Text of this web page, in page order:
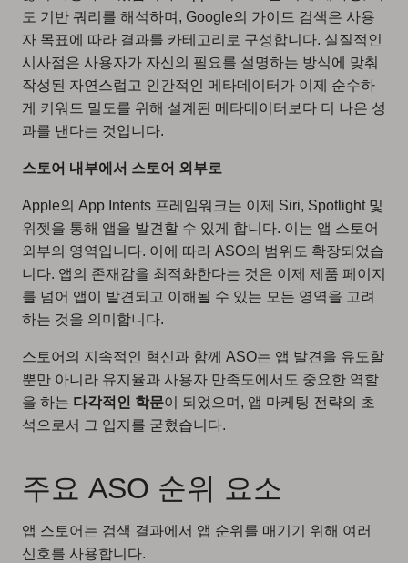
도 기반 쿼리를 해석하며, Google의 가이드 검색은 사용
자 목표에 따라 결과를 카테고리로 구성합니다. 실질적인
시사점은 사용자가 자신의 필요를 설명하는 방식에 맞춰
작성된 자연스럽고 인간적인 메타데이터가 이제 순수하
게 키워드 밀도를 위해 설계된 메타데이터보다 더 나은 성
과를 낸다는 것입니다.
스토어 내부에서 스토어 외부로
Apple의 App Intents 프레임워크는 이제 Siri, Spotlight 및
위젯을 통해 앱을 발견할 수 있게 합니다. 이는 앱 스토어
외부의 영역입니다. 이에 따라 ASO의 범위도 확장되었습
니다. 앱의 존재감을 최적화한다는 것은 이제 제품 페이지
를 넘어 앱이 발견되고 이해될 수 있는 모든 영역을 고려
하는 것을 의미합니다.
스토어의 지속적인 혁신과 함께 ASO는 앱 발견을 유도할
뿐만 아니라 유지율과 사용자 만족도에서도 중요한 역할
을 하는 다각적인 학문이 되었으며, 앱 마케팅 전략의 초
석으로서 그 입지를 굳혔습니다.
주요 ASO 순위 요소
앱 스토어는 검색 결과에서 앱 순위를 매기기 위해 여러
신호를 사용합니다.